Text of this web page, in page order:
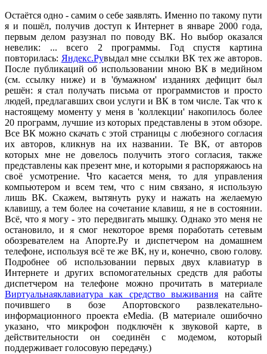
Остаётся одно - самим о себе заявлять. Именно по такому пути
я и пошёл, получив доступ к Интернет в январе 2000 года,
первым делом разузнал по поводу ВК. Но выбор оказался
невелик: ... всего 2 программы. Год спустя картина
повторилась: Яндекс.Рувыдал мне ссылки ВК тех же авторов.
После публикаций об использовании мною ВК в медийном
(см. ссылку ниже) и в 'бумажном' изданиях дефицит был
решён: я стал получать письма от программистов и просто
людей, предлагавших свои услуги и ВК в том числе. Так что к
настоящему моменту у меня в 'коллекции' накопилось более
20 программ, лучшие из которых представлены в этом обзоре.
Все ВК можно скачать с этой страницы с любезного согласия
их авторов, кликнув на их названии. Те ВК, от авторов
которых мне не довелось получить этого согласия, также
представлены как презент мне, и которыми я распоряжаюсь на
своё усмотрение. Что касается меня, то для управления
компьютером и всем тем, что с ним связано, я использую
лишь ВК. Скажем, вытянуть руку и нажать на желаемую
клавишу, а тем более на сочетание клавиш, я не в состоянии.
Всё, что я могу - это передвигать мышку. Однако это меня не
остановило, и я смог некоторое время поработать сетевым
обозревателем на Апорте.Ру и диспетчером на домашнем
телефоне, используя всё те же ВК, ну и, конечно, свою голову.
Подробнее об использовании первых двух клавиатур в
Интернете и других вспомогательных средств для работы
диспетчером на телефоне можно прочитать в материале
Виртуальнаяклавиатура как средство выживания на сайте
почившего в бозе Апортовского развлекательно-
информационного проекта eMedia. (В материале ошибочно
указано, что микрофон подключён к звуковой карте, в
действительности он соединён с модемом, который
поддерживает голосовую передачу.)